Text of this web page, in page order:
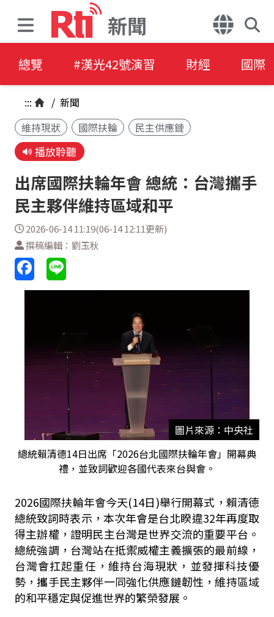
新聞
總覽 #漢光42號演習 財經 國際
::: / 新聞
維持現狀
國際扶輪 民主供應鏈
播放聆聽
出席國際扶輪年會 總統：台灣攜手
民主夥伴維持區域和平
2026-06-14 11:19(06-14 12:11更新)
撰稿編輯：劉玉秋
圖片來源：中央社
總統賴清德14日出席「2026台北國際扶輪年會」開幕典
禮，並致詞歡迎各國代表來台與會。
2026國際扶輪年會今天(14日)舉行開幕式，賴清德
總統致詞時表示，本次年會是台北睽違32年再度取
得主辦權，證明民主台灣是世界交流的重要平台。
總統強調，台灣站在抵禦威權主義擴張的最前線，
台灣會扛起重任，維持台海現狀，並發揮科技優
勢，攜手民主夥伴一同強化供應鏈韌性，維持區域
的和平穩定與促進世界的繁榮發展。